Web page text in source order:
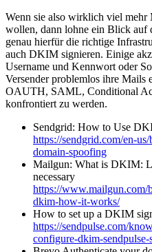
Wenn sie also wirklich viel mehr
wollen, dann lohne ein Blick auf
genau hierfür die richtige
auch DKIM signieren. Einige
Username und Kennwort oder
Versender problemlos ihre Mails
OAUTH, SAML, Conditional
konfrontiert zu werden.
Sendgrid: How to Use
https://sendgrid.com/en-
domain-spoofing
Mailgun: What is DKIM:
necessary
https://www.mailgun.com/
dkim-how-it-works/
How to set up a DKIM
https://sendpulse.com/
configure-dkim-sendpulse-